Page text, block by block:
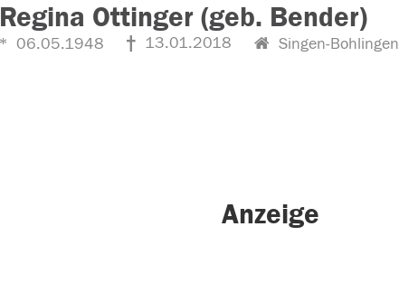
Regina Ottinger (geb. Bender)
06.05.1948 13.01.2018 Singen-Bohlingen
Anzeige